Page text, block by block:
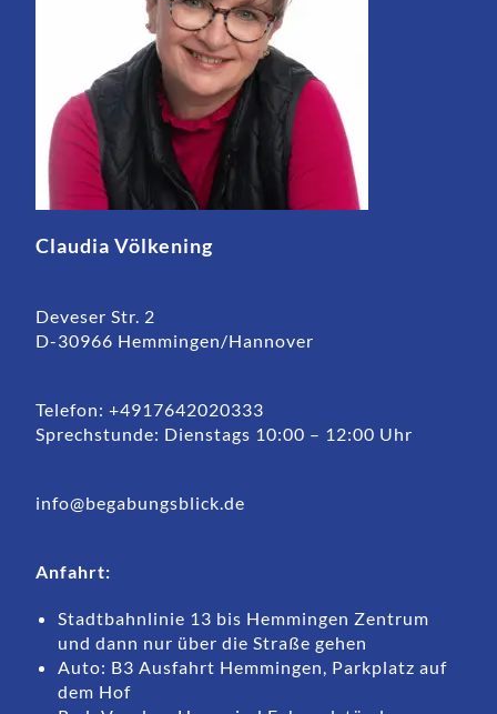
Claudia Völkening
Deveser Str. 2
D-30966 Hemmingen/Hannover
Telefon: +4917642020333
Sprechstunde: Dienstags 10:00 – 12:00 Uhr
info@begabungsblick.de
Anfahrt:
Stadtbahnlinie 13 bis Hemmingen Zentrum
und dann nur über die Straße gehen
Auto: B3 Ausfahrt Hemmingen, Parkplatz auf
dem Hof